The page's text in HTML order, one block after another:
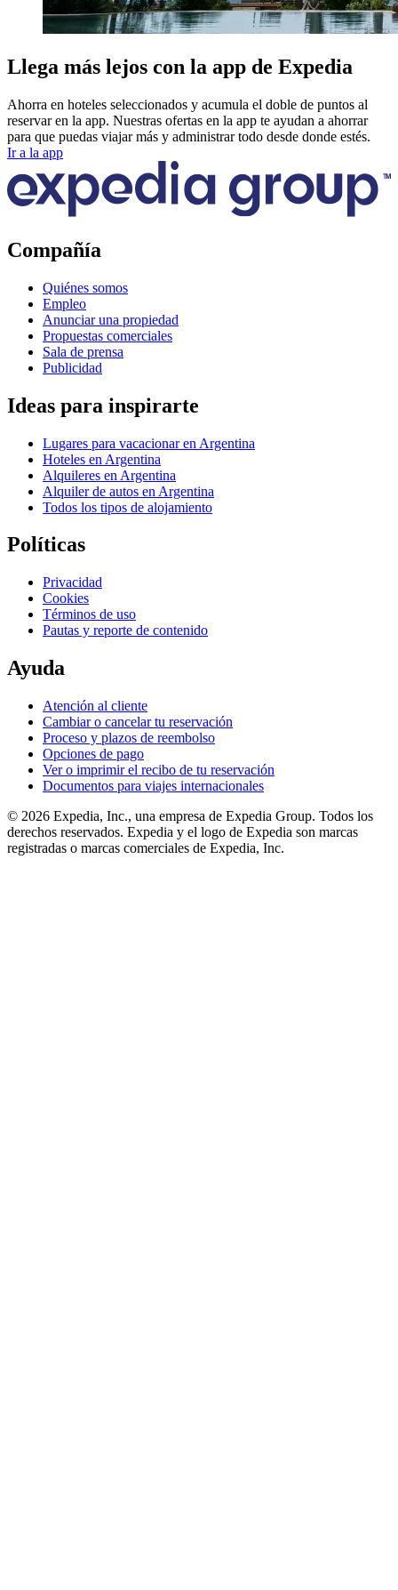
Llega más lejos con la app de Expedia
Ahorra en hoteles seleccionados y acumula el doble de puntos al
reservar en la app. Nuestras ofertas en la app te ayudan a ahorrar
para que puedas viajar más y administrar todo desde donde estés.
Ir a la app
Compañía
Quiénes somos
Empleo
Anunciar una propiedad
Propuestas comerciales
Sala de prensa
Publicidad
Ideas para inspirarte
Lugares para vacacionar en Argentina
Hoteles en Argentina
Alquileres en Argentina
Alquiler de autos en Argentina
Todos los tipos de alojamiento
Políticas
Privacidad
Cookies
Términos de uso
Pautas y reporte de contenido
Ayuda
Atención al cliente
Cambiar o cancelar tu reservación
Proceso y plazos de reembolso
Opciones de pago
Ver o imprimir el recibo de tu reservación
Documentos para viajes internacionales
© 2026 Expedia, Inc., una empresa de Expedia Group. Todos los
derechos reservados. Expedia y el logo de Expedia son marcas
registradas o marcas comerciales de Expedia, Inc.